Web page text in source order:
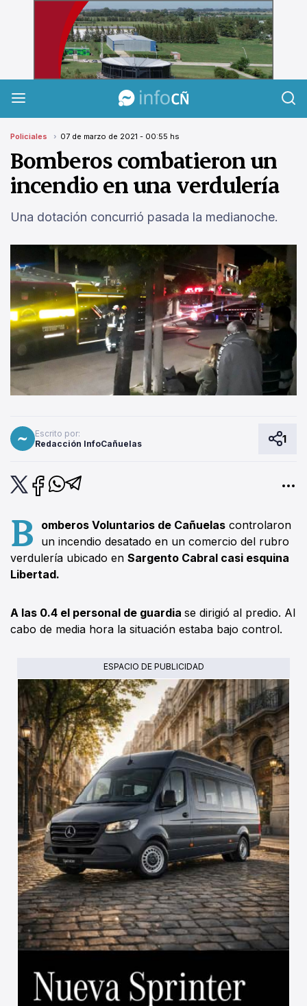
InfoCañuelas
Policiales 07 de marzo de 2021 - 00:55 hs
Bomberos combatieron un
incendio en una verdulería
Una dotación concurrió pasada la medianoche.
Escrito por:
Redacción InfoCañuelas
1
B omberos Voluntarios de Cañuelas controlaron
un incendio desatado en un comercio del rubro
verdulería ubicado en Sargento Cabral casi esquina
Libertad.
A las 0.4 el personal de guardia se dirigió al predio. Al
cabo de media hora la situación estaba bajo control.
ESPACIO DE PUBLICIDAD